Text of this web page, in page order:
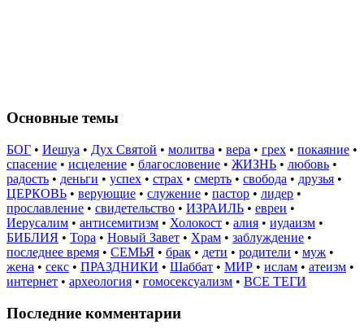
Основные темы
БОГ • Иешуа • Дух Святой • молитва • вера • грех • покаяние •
спасение • исцеление • благословение • ЖИЗНЬ • любовь •
радость • деньги • успех • страх • смерть • свобода • друзья •
ЦЕРКОВЬ • верующие • служение • пастор • лидер •
прославление • свидетельство • ИЗРАИЛЬ • евреи •
Иерусалим • антисемитизм • Холокост • алия • иудаизм •
БИБЛИЯ • Тора • Новый Завет • Храм • заблуждение •
последнее время • СЕМЬЯ • брак • дети • родители • муж •
жена • секс • ПРАЗДНИКИ • Шаббат • МИР • ислам • атеизм •
интернет • археология • гомосексуализм • ВСЕ ТЕГИ
Последние комментарии